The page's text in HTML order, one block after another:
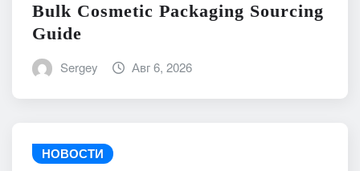
Bulk Cosmetic Packaging Sourcing
Guide
Sergey Авг 6, 2026
НОВОСТИ